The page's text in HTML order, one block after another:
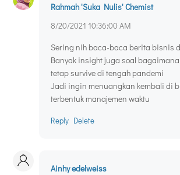
Rahmah 'Suka Nulis' Chemist
8/20/2021 10:36:00 AM
Sering nih baca-baca berita bisnis
Banyak insight juga soal
tetap survive di tengah pandemi
Jadi ingin menuangkan kembali di
terbentuk manajemen waktu
Reply Delete
Ainhy edelweiss